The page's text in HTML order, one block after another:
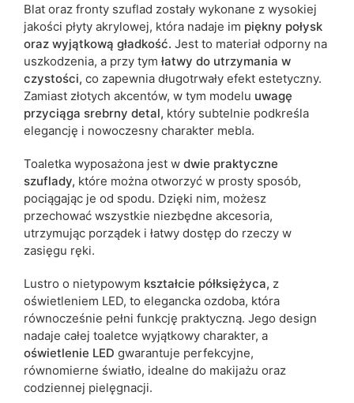
Blat oraz fronty szuflad zostały wykonane z wysokiej
jakości płyty akrylowej, która nadaje im piękny połysk
oraz wyjątkową gładkość. Jest to materiał odporny na
uszkodzenia, a przy tym łatwy do utrzymania w
czystości, co zapewnia długotrwały efekt estetyczny.
Zamiast złotych akcentów, w tym modelu uwagę
przyciąga srebrny detal, który subtelnie podkreśla
elegancję i nowoczesny charakter mebla.
Toaletka wyposażona jest w dwie praktyczne
szuflady, które można otworzyć w prosty sposób,
pociągając je od spodu. Dzięki nim, możesz
przechować wszystkie niezbędne akcesoria,
utrzymując porządek i łatwy dostęp do rzeczy w
zasięgu ręki.
Lustro o nietypowym kształcie półksiężyca, z
oświetleniem LED, to elegancka ozdoba, która
równocześnie pełni funkcję praktyczną. Jego design
nadaje całej toaletce wyjątkowy charakter, a
oświetlenie LED gwarantuje perfekcyjne,
równomierne światło, idealne do makijażu oraz
codziennej pielęgnacji.